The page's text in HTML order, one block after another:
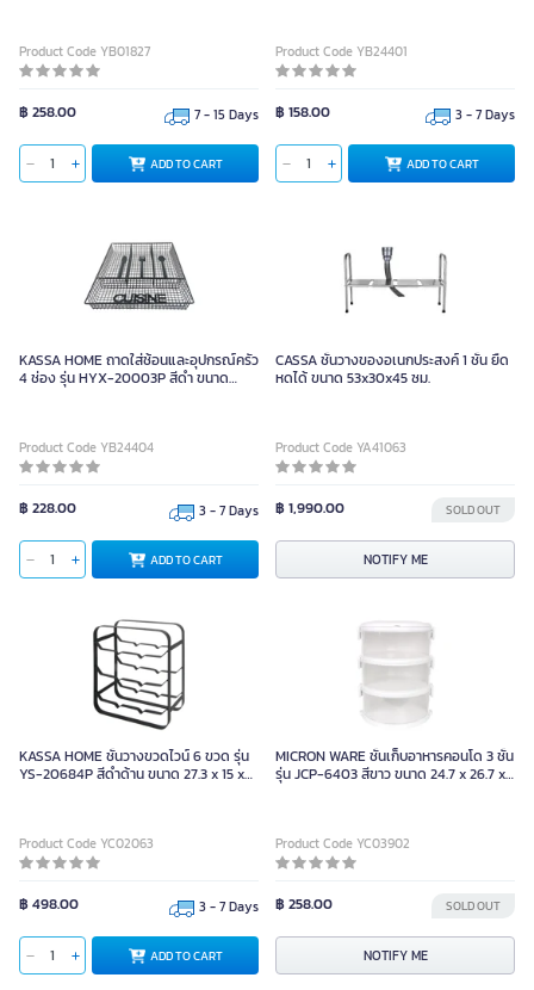
Product Code YB01827
฿ 258.00 7 - 15 Days
ADD TO CART
Product Code YB24401
฿ 158.00 3 - 7 Days
ADD TO CART
KASSA HOME ถาดใส่ช้อนและอุปกรณ์ครัว
4 ช่อง รุ่น HYX-20003P สีดำ ขนาด
Product Code YB24404
฿ 228.00 3 - 7 Days
ADD TO CART
CASSA ชั้นวางของอเนกประสงค์ 1 ชั้น ยืด
หดได้ ขนาด 53x30x45 ซม.
Product Code YA41063
฿ 1,990.00 SOLD OUT
NOTIFY ME
KASSA HOME ชั้นวางขวดไวน์ 6 ขวด รุ่น
YS-20684P สีดำด้าน ขนาด 27.3 x 15 x
Product Code YC02063
฿ 498.00 3 - 7 Days
ADD TO CART
MICRON WARE ชั้นเก็บอาหารคอนโด 3 ชั้น
รุ่น JCP-6403 สีขาว ขนาด 24.7 x 26.7 x
Product Code YC03902
฿ 258.00 SOLD OUT
NOTIFY ME